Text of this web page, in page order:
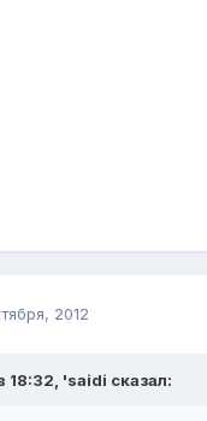
2012
18:32, 'saidi сказал: